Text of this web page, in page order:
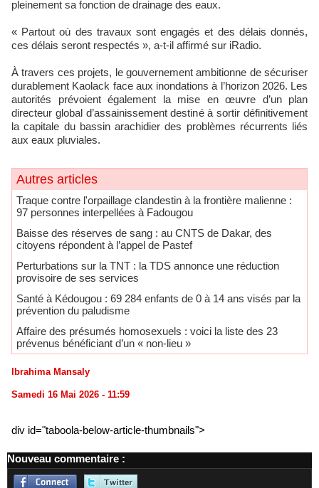
pleinement sa fonction de drainage des eaux.
« Partout où des travaux sont engagés et des délais donnés,
ces délais seront respectés », a-t-il affirmé sur iRadio.
À travers ces projets, le gouvernement ambitionne de sécuriser
durablement Kaolack face aux inondations à l’horizon 2026. Les
autorités prévoient également la mise en œuvre d’un plan
directeur global d’assainissement destiné à sortir définitivement
la capitale du bassin arachidier des problèmes récurrents liés
aux eaux pluviales.
Autres articles
Traque contre l'orpaillage clandestin à la frontière malienne :
97 personnes interpellées à Fadougou
Baisse des réserves de sang : au CNTS de Dakar, des
citoyens répondent à l’appel de Pastef
Perturbations sur la TNT : la TDS annonce une réduction
provisoire de ses services
Santé à Kédougou : 69 284 enfants de 0 à 14 ans visés par la
prévention du paludisme
Affaire des présumés homosexuels : voici la liste des 23
prévenus bénéficiant d’un « non-lieu »
Ibrahima Mansaly
Samedi 16 Mai 2026 - 11:59
div id="taboola-below-article-thumbnails">
Nouveau commentaire :